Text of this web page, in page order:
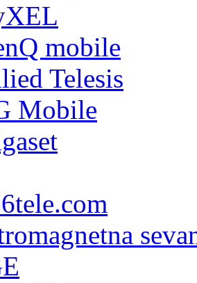
mobile
Telesis
Mobile